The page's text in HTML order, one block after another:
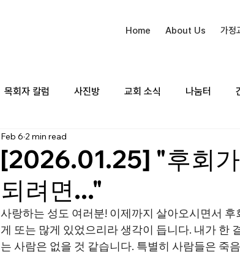
Home About Us 가정
목회자 칼럼 사진방 교회 소식 나눔터
[2026.01.25] "후회가
되려면..."
Feb 6 2 min read
사랑하는 성도 여러분! 이제까지 살아오시면서
게 또는 많게 있었으리라 생각이 듭니다. 내가 한
는 사람은 없을 것 같습니다. 특별히 사람들은 죽